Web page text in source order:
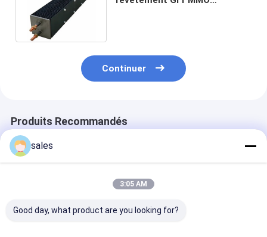
Continuer
Produits Recommandés
sales
3:05 AM
Good day, what product are you looking for?